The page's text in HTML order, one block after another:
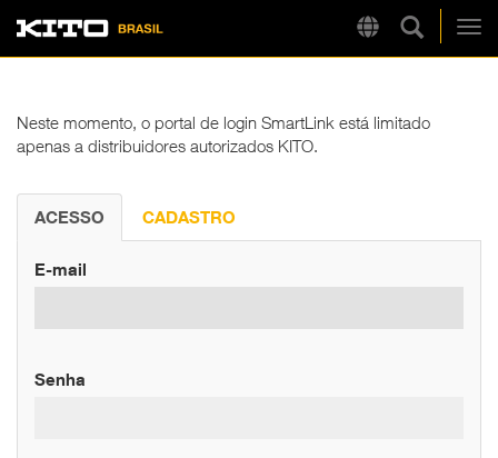
RegionKito
Pesquisa
LINKS RÁPIDOS
Tire Chain Finder
Neste momento, o portal de login SmartLink está limitado
apenas a distribuidores autorizados KITO.
ACESSO CADASTRO
E-mail
Senha